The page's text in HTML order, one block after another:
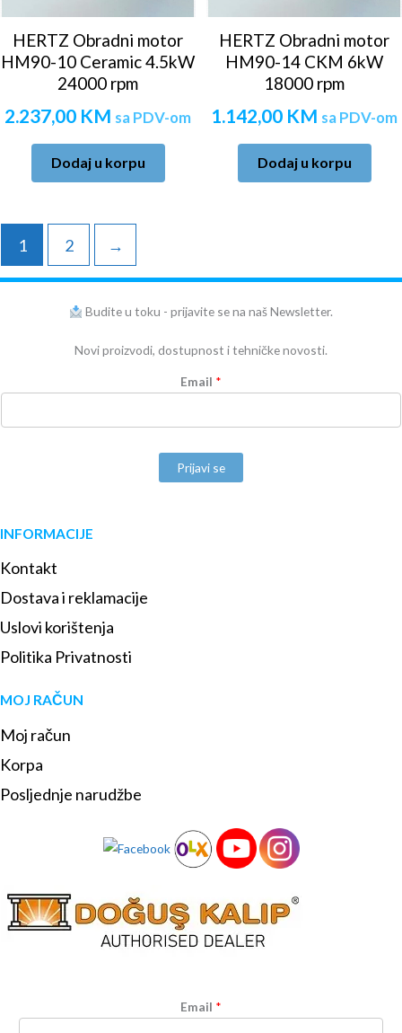
HERTZ Obradni motor
HM90-10 Ceramic 4.5kW
24000 rpm
2.237,00 KM sa PDV-om
Dodaj u korpu
HERTZ Obradni motor
HM90-14 CKM 6kW
18000 rpm
1.142,00 KM sa PDV-om
Dodaj u korpu
1 2 →
Budite u toku - prijavite se na naš Newsletter.
Novi proizvodi, dostupnost i tehničke novosti.
Email *
Prijavi se
INFORMACIJE
Kontakt
Dostava i reklamacije
Uslovi korištenja
Politika Privatnosti
MOJ RAČUN
Moj račun
Korpa
Posljednje narudžbe
Email *